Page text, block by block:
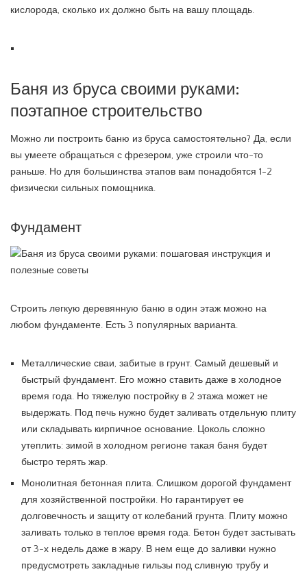
кислорода, сколько их должно быть на вашу площадь.
Баня из бруса своими руками:
поэтапное строительство
Можно ли построить баню из бруса самостоятельно? Да, если
вы умеете обращаться с фрезером, уже строили что-то
раньше. Но для большинства этапов вам понадобятся 1-2
физически сильных помощника.
Фундамент
Строить легкую деревянную баню в один этаж можно на
любом фундаменте. Есть 3 популярных варианта.
Металлические сваи, забитые в грунт. Самый дешевый и
быстрый фундамент. Его можно ставить даже в холодное
время года. Но тяжелую постройку в 2 этажа может не
выдержать. Под печь нужно будет заливать отдельную плиту
или складывать кирпичное основание. Цоколь сложно
утеплить: зимой в холодном регионе такая баня будет
быстро терять жар.
Монолитная бетонная плита. Слишком дорогой фундамент
для хозяйственной постройки. Но гарантирует ее
долговечность и защиту от колебаний грунта. Плиту можно
заливать только в теплое время года. Бетон будет застывать
от 3-х недель даже в жару. В нем еще до заливки нужно
предусмотреть закладные гильзы под сливную трубу и